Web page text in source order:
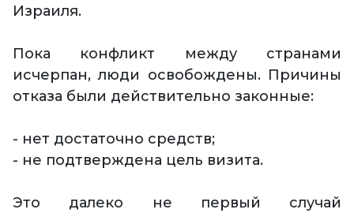
Израиля.
Пока конфликт между странами
исчерпан, люди освобождены. Причины
отказа были действительно законные:
- нет достаточно средств;
- не подтверждена цель визита.
Это далеко не первый случай